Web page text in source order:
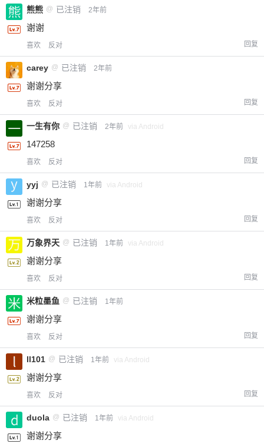
熊熊 @ 已注销 2年前
谢谢
喜欢 反对 回复
carey @ 已注销 2年前
谢谢分享
喜欢 反对 回复
一生有你 @ 已注销 2年前 via Android
147258
喜欢 反对 回复
yyj @ 已注销 1年前 via Android
谢谢分享
喜欢 反对 回复
万象界天 @ 已注销 1年前 via Android
谢谢分享
喜欢 反对 回复
米粒墨鱼 @ 已注销 1年前
谢谢分享
喜欢 反对 回复
ll101 @ 已注销 1年前 via Android
谢谢分享
喜欢 反对 回复
duola @ 已注销 1年前 via Android
谢谢分享